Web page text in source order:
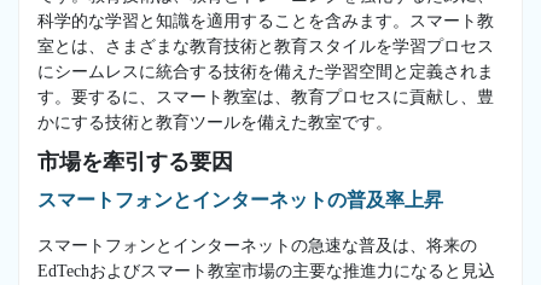
科学的な学習と知識を適用することを含みます。スマート教
室とは、さまざまな教育技術と教育スタイルを学習プロセス
にシームレスに統合する技術を備えた学習空間と定義されま
す。要するに、スマート教室は、教育プロセスに貢献し、豊
かにする技術と教育ツールを備えた教室です。
市場を牽引する要因
スマートフォンとインターネットの普及率上昇
スマートフォンとインターネットの急速な普及は、将来の
EdTechおよびスマート教室市場の主要な推進力になると見込